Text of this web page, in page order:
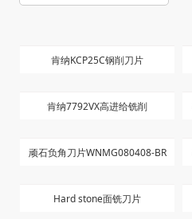
肯纳KCP25C钢削刀片
肯纳7792VX高进给铣削
顽石负角刀片WNMG080408-BR
Hard stone面铣刀片